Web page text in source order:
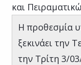
και
Η προθεσμία
ξεκινάει την
την Τρίτη 3/